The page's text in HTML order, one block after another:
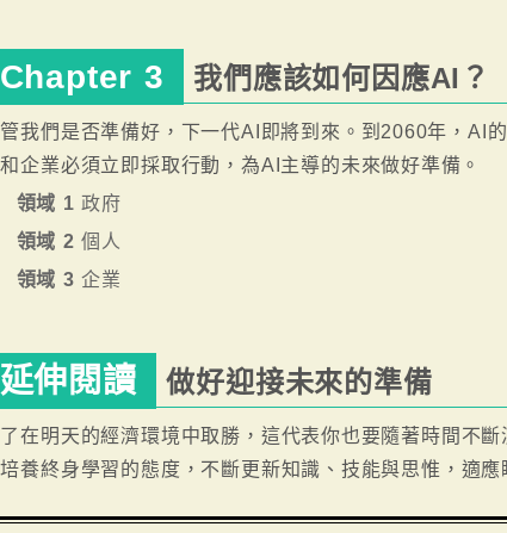
Chapter 3 我們應該如何因應AI？
我們是否準備好，下一代AI即將到來。到2060年，AI
企業必須立即採取行動，為AI主導的未來做好準備。
領域 1政府
領域 2個人
領域 3企業
延伸閱讀 做好迎接未來的準備
在明天的經濟環境中取勝，這代表你也要隨著時間不
養終身學習的態度，不斷更新知識、技能與思惟，適應